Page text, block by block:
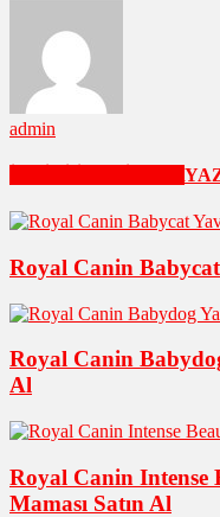
admin
Royal Canin
Royal Canin
Al
Royal Canin Intense
Maması Satın Al